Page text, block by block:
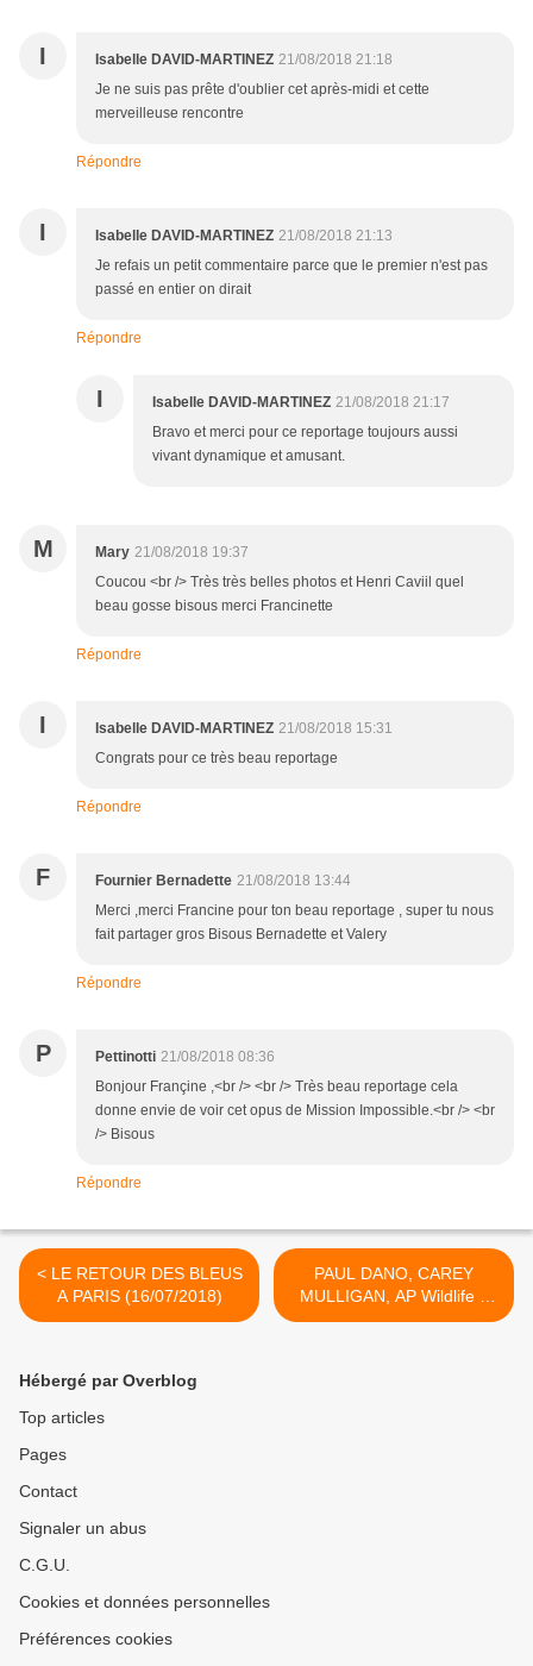
I Isabelle DAVID-MARTINEZ 21/08/2018 21:18
Je ne suis pas prête d'oublier cet après-midi et cette
merveilleuse rencontre
Répondre
I Isabelle DAVID-MARTINEZ 21/08/2018 21:13
Je refais un petit commentaire parce que le premier n'est pas
passé en entier on dirait
Répondre
I Isabelle DAVID-MARTINEZ 21/08/2018 21:17
Bravo et merci pour ce reportage toujours aussi
vivant dynamique et amusant.
M Mary 21/08/2018 19:37
Coucou <br /> Très très belles photos et Henri Caviil quel
beau gosse bisous merci Francinette
Répondre
I Isabelle DAVID-MARTINEZ 21/08/2018 15:31
Congrats pour ce très beau reportage
Répondre
F Fournier Bernadette 21/08/2018 13:44
Merci ,merci Francine pour ton beau reportage , super tu nous
fait partager gros Bisous Bernadette et Valery
Répondre
P Pettinotti 21/08/2018 08:36
Bonjour Françine ,<br /> <br /> Très beau reportage cela
donne envie de voir cet opus de Mission Impossible.<br /> <br
/> Bisous
Répondre
< LE RETOUR DES BLEUS
A PARIS (16/07/2018)
PAUL DANO, CAREY
MULLIGAN, AP Wildlife à
UGC Les Halles Paris
Hébergé par Overblog
Top articles
Pages
Contact
Signaler un abus
C.G.U.
Cookies et données personnelles
Préférences cookies